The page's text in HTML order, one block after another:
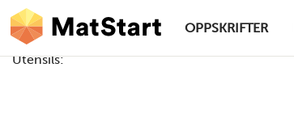
Hopp til hovedinnhold
hovednavigasjonsskrivebordsversjon
OPPSKRIFTER
Utensils: